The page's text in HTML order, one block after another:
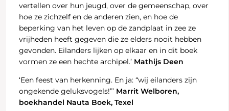
vertellen over hun jeugd, over de gemeenschap, over
hoe ze zichzelf en de anderen zien, en hoe de
beperking van het leven op de zandplaat in zee ze
vrijheden heeft gegeven die ze elders nooit hebben
gevonden. Eilanders lijken op elkaar en in dit boek
vormen ze een hechte archipel.’ Mathijs Deen
‘Een feest van herkenning. En ja: “wij eilanders zijn
ongekende geluksvogels!”’ Marrit Welboren,
boekhandel Nauta Boek, Texel